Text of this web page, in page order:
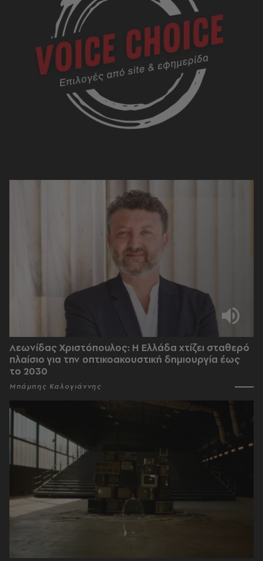
Λεωνίδας Χριστόπουλος: Η Ελλάδα χτίζει σταθερό
πλαίσιο για την οπτικοακουστική δημιουργία έως
το 2030
Μπάμπης Καλογιάννης